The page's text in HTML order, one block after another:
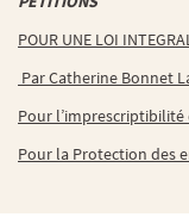
POUR UNE LOI
Par Catherine Bonnet
Pour l’imprescriptibilité
Pour la Protection des